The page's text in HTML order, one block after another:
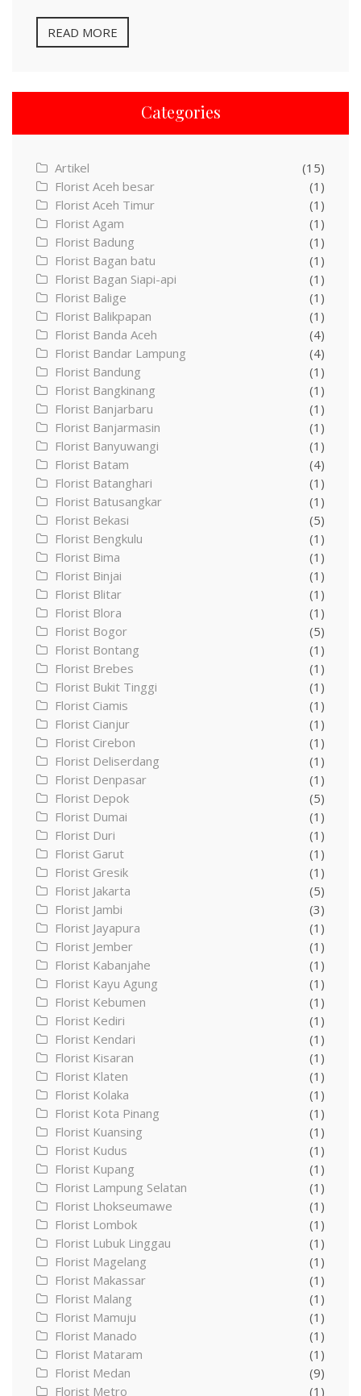
READ MORE
Categories
Artikel
(15)
Florist Aceh besar
(1)
Florist Aceh Timur
(1)
Florist Agam
(1)
Florist Badung
(1)
Florist Bagan batu
(1)
Florist Bagan Siapi-api
(1)
Florist Balige
(1)
Florist Balikpapan
(1)
Florist Banda Aceh
(4)
Florist Bandar Lampung
(4)
Florist Bandung
(1)
Florist Bangkinang
(1)
Florist Banjarbaru
(1)
Florist Banjarmasin
(1)
Florist Banyuwangi
(1)
Florist Batam
(4)
Florist Batanghari
(1)
Florist Batusangkar
(1)
Florist Bekasi
(5)
Florist Bengkulu
(1)
Florist Bima
(1)
Florist Binjai
(1)
Florist Blitar
(1)
Florist Blora
(1)
Florist Bogor
(5)
Florist Bontang
(1)
Florist Brebes
(1)
Florist Bukit Tinggi
(1)
Florist Ciamis
(1)
Florist Cianjur
(1)
Florist Cirebon
(1)
Florist Deliserdang
(1)
Florist Denpasar
(1)
Florist Depok
(5)
Florist Dumai
(1)
Florist Duri
(1)
Florist Garut
(1)
Florist Gresik
(1)
Florist Jakarta
(5)
Florist Jambi
(3)
Florist Jayapura
(1)
Florist Jember
(1)
Florist Kabanjahe
(1)
Florist Kayu Agung
(1)
Florist Kebumen
(1)
Florist Kediri
(1)
Florist Kendari
(1)
Florist Kisaran
(1)
Florist Klaten
(1)
Florist Kolaka
(1)
Florist Kota Pinang
(1)
Florist Kuansing
(1)
Florist Kudus
(1)
Florist Kupang
(1)
Florist Lampung Selatan
(1)
Florist Lhokseumawe
(1)
Florist Lombok
(1)
Florist Lubuk Linggau
(1)
Florist Magelang
(1)
Florist Makassar
(1)
Florist Malang
(1)
Florist Mamuju
(1)
Florist Manado
(1)
Florist Mataram
(1)
Florist Medan
(9)
Florist Metro
(1)